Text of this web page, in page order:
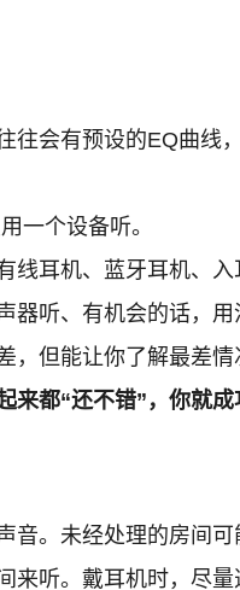
往会有预设的EQ曲线
一个设备听。
耳机、蓝牙耳机、入
听、有机会的话，
但能让你了解最差情
都“还不错”，你就成
音。未经处理的房间
来听。戴耳机时，尽